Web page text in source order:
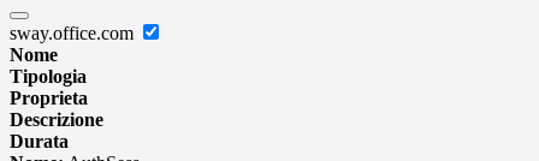
sway.office.com
Nome
Tipologia
Proprieta
Descrizione
Durata